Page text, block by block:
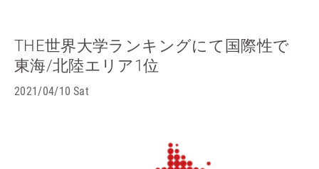
THE世界大学ランキングにて国際性で
東海/北陸エリア1位
2021/04/10 Sat